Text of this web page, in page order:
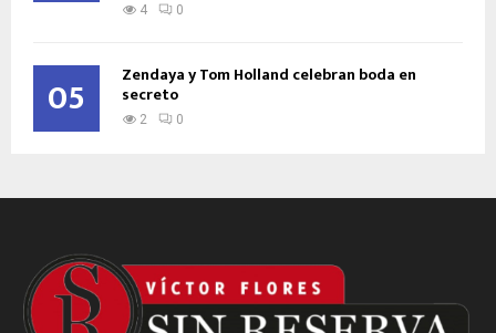
4 0
05 Zendaya y Tom Holland celebran boda en
secreto
2 0